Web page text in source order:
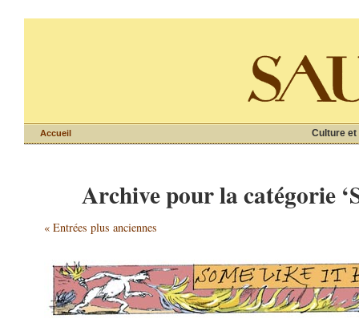
Culture et
Accueil
Archive pour la catégorie
« Entrées plus anciennes